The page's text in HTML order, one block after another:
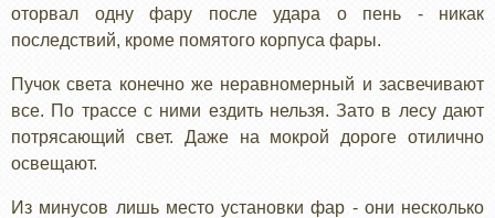
оторвал одну фару после удара о пень - никак
последствий, кроме помятого корпуса фары.
Пучок света конечно же неравномерный и засвечивают
все. По трассе с ними ездить нельзя. Зато в лесу дают
потрясающий свет. Даже на мокрой дороге отилично
освещают.
Из минусов лишь место установки фар - они несколько